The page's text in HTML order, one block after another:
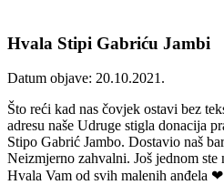
Hvala Stipi Gabriću Jambi
Datum objave: 20.10.2021.
Što reći kad nas čovjek ostavi bez
adresu naše Udruge stigla donacija
Stipo Gabrić Jambo. Dostavio naš
Neizmjerno zahvalni. Još jednom ste
Hvala Vam od svih malenih anđela ❤